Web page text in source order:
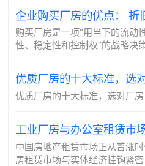
购买厂房是一项“用当下的流动
性、稳定性和控制权”的战略决策
优质厂房的十大标准，选
优质厂房的十大标准，选对厂
工业厂房与办公室租赁市
中国房地产租赁市场正从普涨
房租赁市场与实体经济挂钩紧